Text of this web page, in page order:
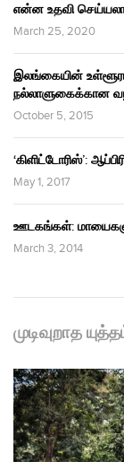
என்ன உதவி
March 25, 2020
இலங்கையின்
நல்லாளுகைக்கான
October 5, 2015
‘கிளிட்டோரிஸ்’:
May 1, 2017
ஊடகங்கள்:
March 3, 2014
முடிவுறாத